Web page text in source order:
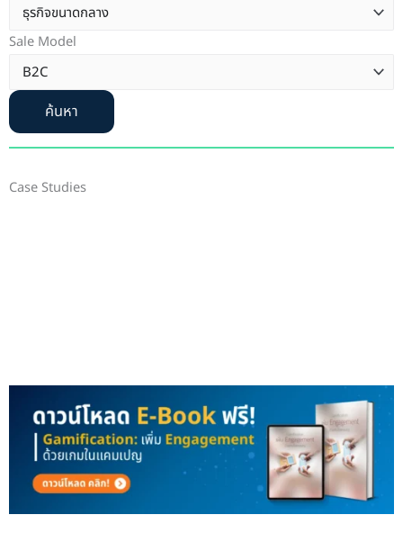
Sale Model
ค้นหา
Case Studies